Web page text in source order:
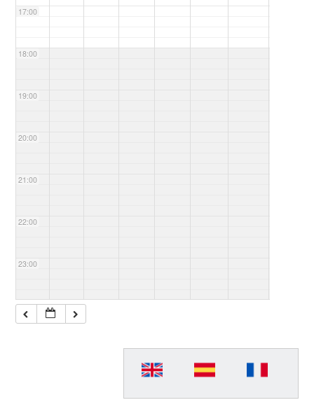
17:00
18:00
19:00
20:00
21:00
22:00
23:00